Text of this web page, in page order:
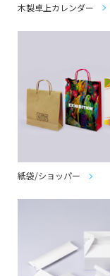
木製卓上カレンダー
紙袋/ショッパー